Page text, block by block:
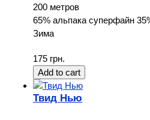
200 метров
65% альпака суперфайн
Зима
175 грн.
Твид Нью